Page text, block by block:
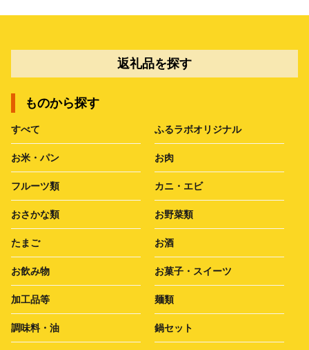
返礼品を探す
ものから探す
すべて ふるラボオリジナル
お米・パン お肉
フルーツ類 カニ・エビ
おさかな類 お野菜類
たまご お酒
お飲み物 お菓子・スイーツ
加工品等 麺類
調味料・油 鍋セット